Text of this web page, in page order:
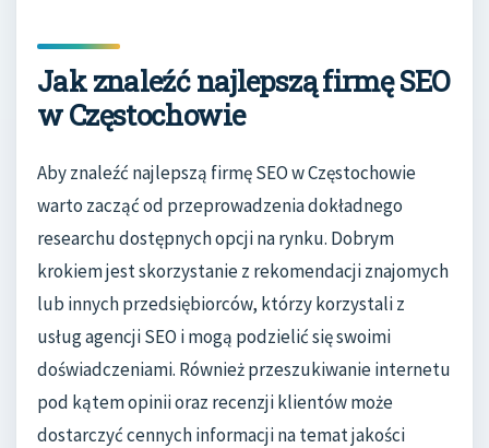
Jak znaleźć najlepszą firmę SEO
w Częstochowie
Aby znaleźć najlepszą firmę SEO w Częstochowie
warto zacząć od przeprowadzenia dokładnego
researchu dostępnych opcji na rynku. Dobrym
krokiem jest skorzystanie z rekomendacji znajomych
lub innych przedsiębiorców, którzy korzystali z
usług agencji SEO i mogą podzielić się swoimi
doświadczeniami. Również przeszukiwanie internetu
pod kątem opinii oraz recenzji klientów może
dostarczyć cennych informacji na temat jakości